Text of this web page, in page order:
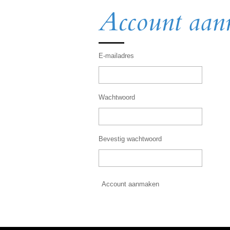
Account
E-mailadres
Wachtwoord
Bevestig wachtwoord
Account aanmaken